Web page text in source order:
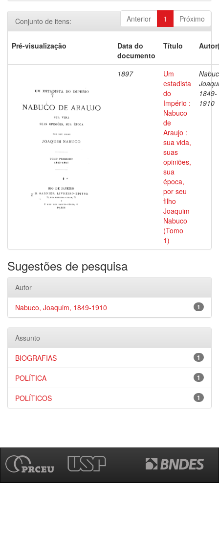
Anterior 1 Próximo
Conjunto de itens:
Pré-visualização
Data do
documento
Título
1897
Um
estadista
do
Império :
Nabuco
de
Araujo :
sua vida,
suas
opiniões,
sua
época,
por seu
filho
Joaquim
Nabuco
(Tomo
1)
1849-
1910
Sugestões de pesquisa
Autor
1
Nabuco, Joaquim, 1849-1910
Assunto
1
BIOGRAFIAS
1
POLÍTICA
1
POLÍTICOS